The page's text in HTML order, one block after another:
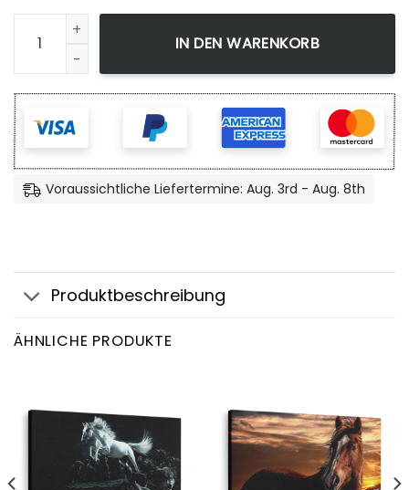
Landschaft In Island - Leinwandbild Menge
IN DEN WARENKORB
Voraussichtliche Liefertermine: Aug. 3rd - Aug. 8th
Produktbeschreibung
ÄHNLICHE PRODUKTE